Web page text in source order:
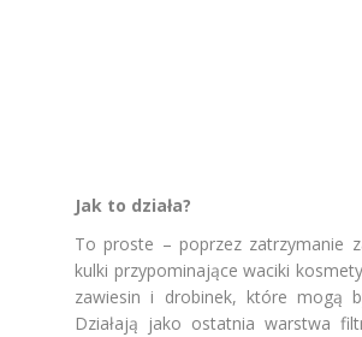
Jak to działa?
To proste – poprzez zatrzymanie
kulki przypominające waciki
zawiesin i drobinek, które mogą
Działają jako ostatnia warstwa